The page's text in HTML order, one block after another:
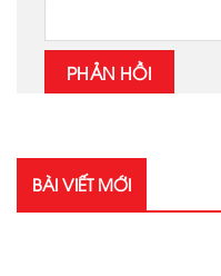
BÀI VIẾT MỚI